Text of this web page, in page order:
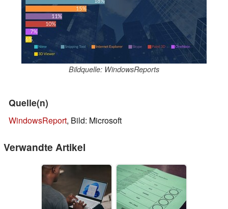
Bildquelle: WindowsReports
Quelle(n)
WindowsReport, Bild: Microsoft
Verwandte Artikel